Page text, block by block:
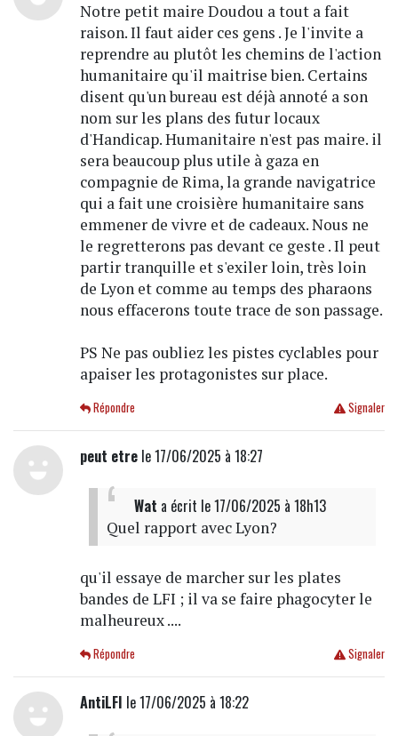
Notre petit maire Doudou a tout a fait
raison. Il faut aider ces gens . Je l'invite a
reprendre au plutôt les chemins de l'action
humanitaire qu'il maitrise bien. Certains
disent qu'un bureau est déjà annoté a son
nom sur les plans des futur locaux
d'Handicap. Humanitaire n'est pas maire. il
sera beaucoup plus utile à gaza en
compagnie de Rima, la grande navigatrice
qui a fait une croisière humanitaire sans
emmener de vivre et de cadeaux. Nous ne
le regretterons pas devant ce geste . Il peut
partir tranquille et s'exiler loin, très loin
de Lyon et comme au temps des pharaons
nous effacerons toute trace de son passage.
PS Ne pas oubliez les pistes cyclables pour
apaiser les protagonistes sur place.
Signaler
Répondre
peut etrele 17/06/2025 à 18:27
Wat a écrit le 17/06/2025 à 18h13
Quel rapport avec Lyon?
qu'il essaye de marcher sur les plates
bandes de LFI ; il va se faire phagocyter le
malheureux ....
Signaler
Répondre
AntiLFI le 17/06/2025 à 18:22